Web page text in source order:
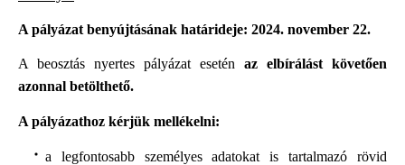
A pályázat benyújtásának határideje: 2024. november 22.
A beosztás nyertes pályázat esetén az elbírálást követően
azonnal betölthető.
A pályázathoz kérjük mellékelni:
a legfontosabb személyes adatokat is tartalmazó rövid